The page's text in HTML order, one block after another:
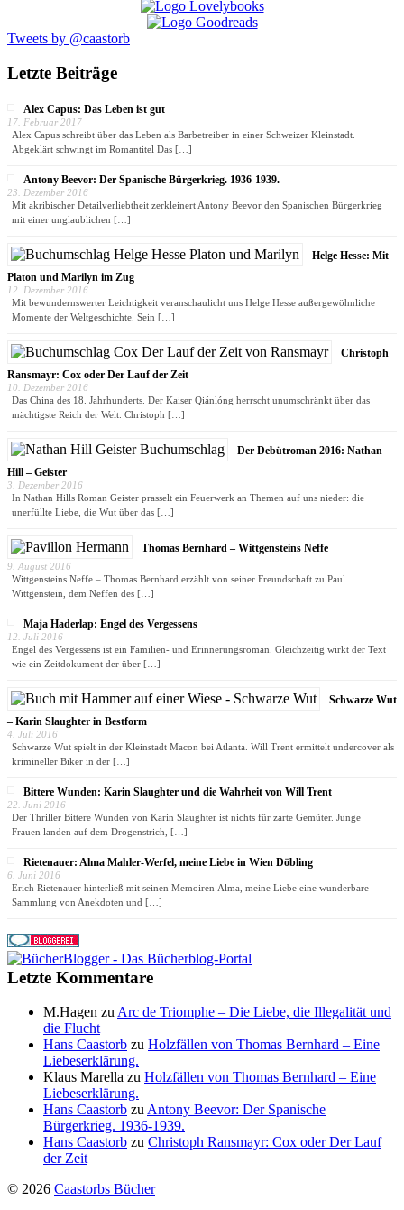
Tweets by @caastorb
Letzte Beiträge
Alex Capus: Das Leben ist gut
17. Februar 2017
Alex Capus schreibt über das Leben als Barbetreiber in einer Schweizer Kleinstadt.
Abgeklärt schwingt im Romantitel Das […]
Antony Beevor: Der Spanische Bürgerkrieg. 1936-1939.
23. Dezember 2016
Mit akribischer Detailverliebtheit zerkleinert Antony Beevor den Spanischen Bürgerkrieg
mit einer unglaublichen […]
Helge Hesse: Mit
Platon und Marilyn im Zug
12. Dezember 2016
Mit bewundernswerter Leichtigkeit veranschaulicht uns Helge Hesse außergewöhnliche
Momente der Weltgeschichte. Sein […]
Christoph
Ransmayr: Cox oder Der Lauf der Zeit
10. Dezember 2016
Das China des 18. Jahrhunderts. Der Kaiser Qiánlóng herrscht unumschränkt über das
mächtigste Reich der Welt. Christoph […]
Der Debütroman 2016: Nathan
Hill – Geister
3. Dezember 2016
In Nathan Hills Roman Geister prasselt ein Feuerwerk an Themen auf uns nieder: die
unerfüllte Liebe, die Wut über das […]
Thomas Bernhard – Wittgensteins Neffe
9. August 2016
Wittgensteins Neffe – Thomas Bernhard erzählt von seiner Freundschaft zu Paul
Wittgenstein, dem Neffen des […]
Maja Haderlap: Engel des Vergessens
12. Juli 2016
Engel des Vergessens ist ein Familien- und Erinnerungsroman. Gleichzeitig wirkt der Text
wie ein Zeitdokument der über […]
Schwarze Wut
– Karin Slaughter in Bestform
4. Juli 2016
Schwarze Wut spielt in der Kleinstadt Macon bei Atlanta. Will Trent ermittelt undercover als
krimineller Biker in der […]
Bittere Wunden: Karin Slaughter und die Wahrheit von Will Trent
22. Juni 2016
Der Thriller Bittere Wunden von Karin Slaughter ist nichts für zarte Gemüter. Junge
Frauen landen auf dem Drogenstrich, […]
Rietenauer: Alma Mahler-Werfel, meine Liebe in Wien Döbling
6. Juni 2016
Erich Rietenauer hinterließ mit seinen Memoiren Alma, meine Liebe eine wunderbare
Sammlung von Anekdoten und […]
Letzte Kommentare
M.Hagen zuArc de Triomphe – Die Liebe, die Illegalität und
die Flucht
Hans Caastorb zu Holzfällen von Thomas Bernhard – Eine
Liebeserklärung.
Klaus Marella zu Holzfällen von Thomas Bernhard – Eine
Liebeserklärung.
Hans Caastorb zuAntony Beevor: Der Spanische
Bürgerkrieg. 1936-1939.
Hans Caastorb zu Christoph Ransmayr: Cox oder Der Lauf
der Zeit
© 2026 Caastorbs Bücher